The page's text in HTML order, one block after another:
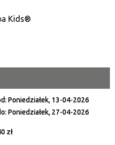
Poniedziałek, 13-04-2026
Poniedziałek, 27-04-2026
zł